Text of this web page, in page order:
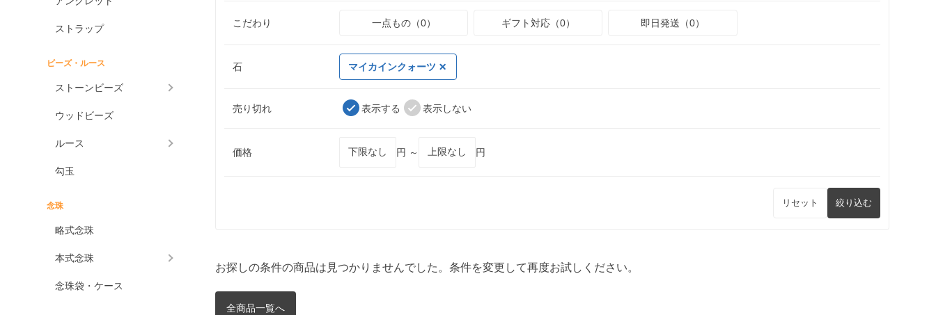
ストラップ
ビーズ・ルース
ストーンビーズ
ウッドビーズ
ルース
勾玉
念珠
略式念珠
本式念珠
念珠袋・ケース
こだわり 一点もの（0） ギフト対応（0） 即日発送（0）
石 マイカインクォーツ
売り切れ 表示する 表示しない
価格 円 ～ 円
リセット 絞り込む
お探しの条件の商品は見つかりませんでした。条件を変更して再度お試しください。
全商品一覧へ